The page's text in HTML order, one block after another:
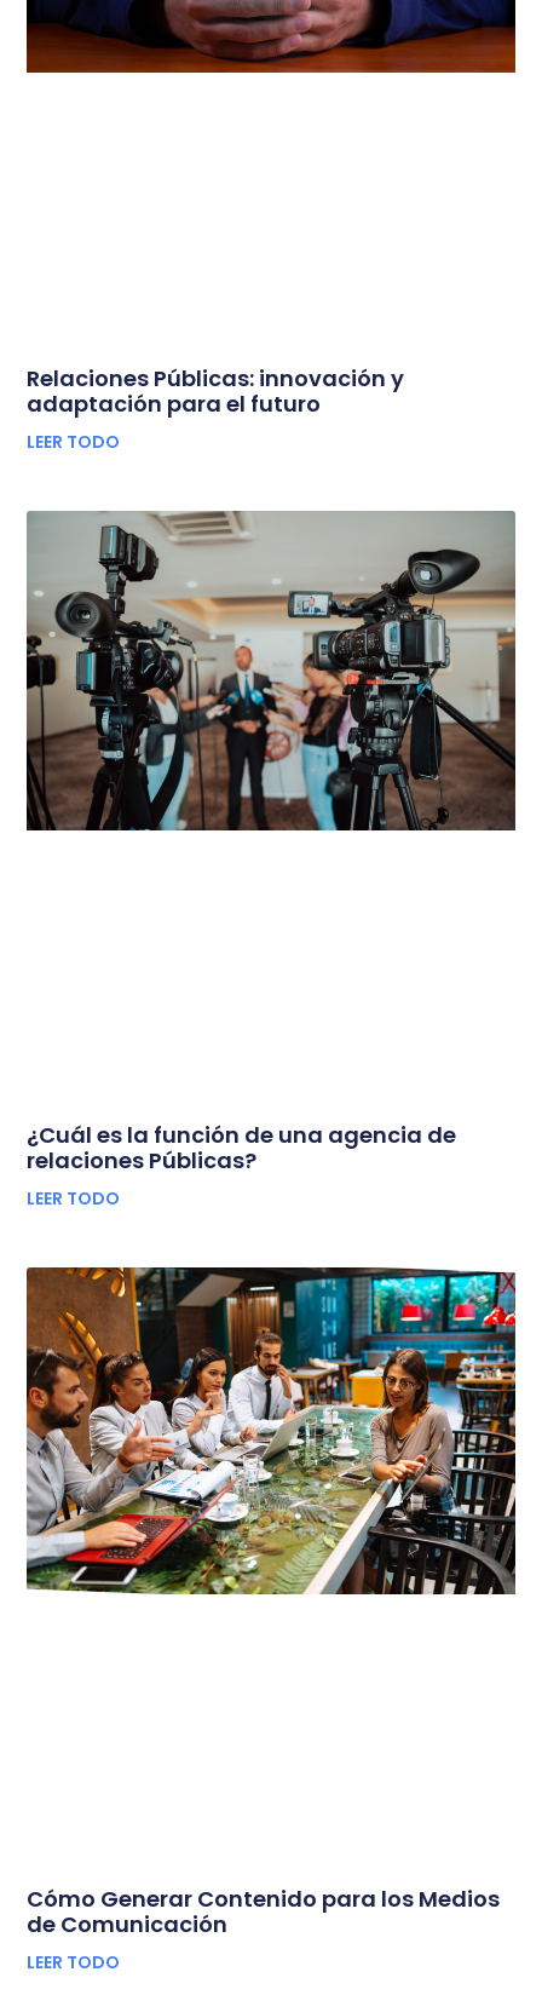
Relaciones Públicas: innovación y
adaptación para el futuro
LEER TODO
¿Cuál es la función de una agencia de
relaciones Públicas?
LEER TODO
Cómo Generar Contenido para los Medios
de Comunicación
LEER TODO